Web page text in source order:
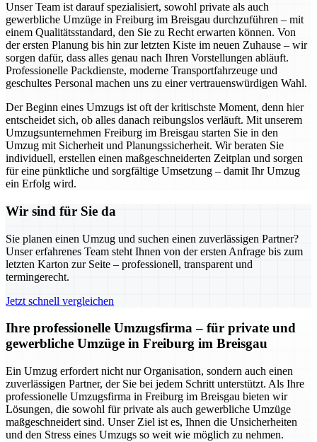
Unser Team ist darauf spezialisiert, sowohl private als auch
gewerbliche Umzüge in Freiburg im Breisgau durchzuführen – mit
einem Qualitätsstandard, den Sie zu Recht erwarten können. Von
der ersten Planung bis hin zur letzten Kiste im neuen Zuhause – wir
sorgen dafür, dass alles genau nach Ihren Vorstellungen abläuft.
Professionelle Packdienste, moderne Transportfahrzeuge und
geschultes Personal machen uns zu einer vertrauenswürdigen Wahl.
Der Beginn eines Umzugs ist oft der kritischste Moment, denn hier
entscheidet sich, ob alles danach reibungslos verläuft. Mit unserem
Umzugsunternehmen Freiburg im Breisgau starten Sie in den
Umzug mit Sicherheit und Planungssicherheit. Wir beraten Sie
individuell, erstellen einen maßgeschneiderten Zeitplan und sorgen
für eine pünktliche und sorgfältige Umsetzung – damit Ihr Umzug
ein Erfolg wird.
Wir sind für Sie da
Sie planen einen Umzug und suchen einen zuverlässigen Partner?
Unser erfahrenes Team steht Ihnen von der ersten Anfrage bis zum
letzten Karton zur Seite – professionell, transparent und
termingerecht.
Jetzt schnell vergleichen
Ihre professionelle Umzugsfirma – für private und
gewerbliche Umzüge in Freiburg im Breisgau
Ein Umzug erfordert nicht nur Organisation, sondern auch einen
zuverlässigen Partner, der Sie bei jedem Schritt unterstützt. Als Ihre
professionelle Umzugsfirma in Freiburg im Breisgau bieten wir
Lösungen, die sowohl für private als auch gewerbliche Umzüge
maßgeschneidert sind. Unser Ziel ist es, Ihnen die Unsicherheiten
und den Stress eines Umzugs so weit wie möglich zu nehmen.